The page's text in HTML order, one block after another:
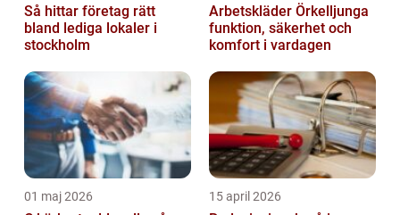
Så hittar företag rätt
bland lediga lokaler i
stockholm
Arbetskläder Örkelljunga
funktion, säkerhet och
komfort i vardagen
01 maj 2026 15 april 2026